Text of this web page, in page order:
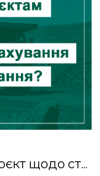
щодо ст...